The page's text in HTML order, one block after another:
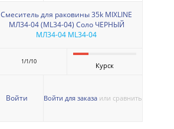
Смеситель для раковины 35k MIXLINE
МЛ34-04 (ML34-04) Соло ЧЕРНЫЙ
МЛ34-04 ML34-04
1/1/10 Курск
Войти Войти для заказа или сравнить